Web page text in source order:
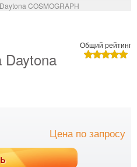
COSMOGRAPH
Общий рейтинг
Daytona
Цена по запросу